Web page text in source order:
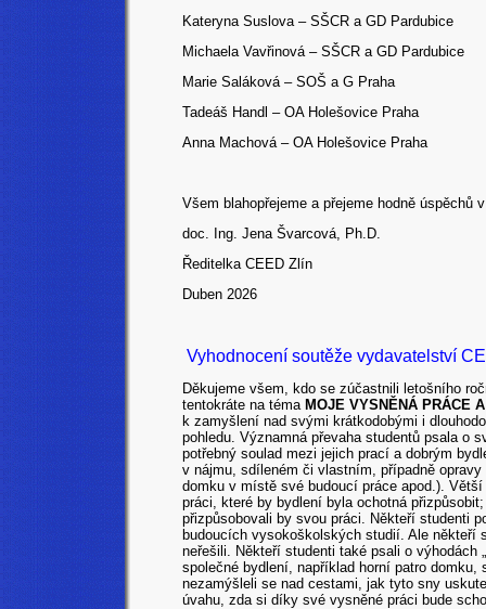
Kateryna Suslova – SŠCR a GD Pardubice
Michaela Vavřinová – SŠCR a GD Pardubice
Marie Saláková – SOŠ a G Praha
Tadeáš Handl – OA Holešovice Praha
Anna Machová – OA Holešovice Praha
Všem blahopřejeme a přejeme hodně
doc. Ing. Jena Švarcová, Ph.D.
Ředitelka CEED Zlín
Duben 2026
Vyhodnocení soutěže vydavatelství
Děkujeme všem, kdo se zúčastnili letošního
tentokráte na téma MOJE VYSNĚNÁ PRÁCE
k zamyšlení nad svými krátkodobými i
pohledu. Významná převaha studentů psala o
potřebný soulad mezi jejich prací a dobrým
v nájmu, sdíleném či vlastním, případně
domku v místě své budoucí práce apod.).
práci, které by bydlení byla ochotná
přizpůsobovali by svou práci. Někteří studenti
budoucích vysokoškolských studií. Ale
neřešili. Někteří studenti také psali o výhodách
společné bydlení, například horní patro
nezamýšleli se nad cestami, jak tyto sny
úvahu, zda si díky své vysněné práci bude